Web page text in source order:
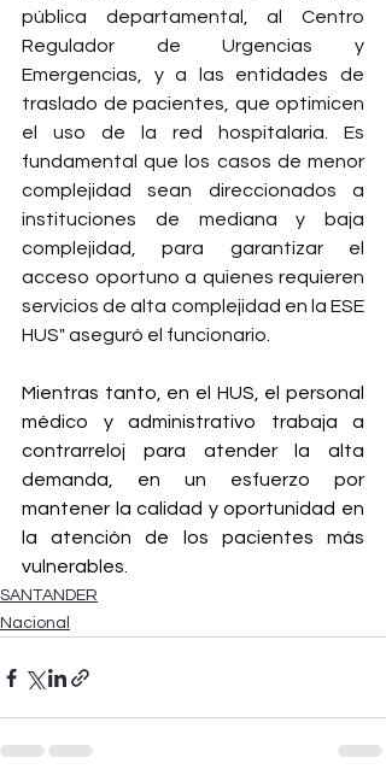
pública departamental, al Centro
Regulador de Urgencias y
Emergencias, y a las entidades de
traslado de pacientes, que optimicen
el uso de la red hospitalaria. Es
fundamental que los casos de menor
complejidad sean direccionados a
instituciones de mediana y baja
complejidad, para garantizar el
acceso oportuno a quienes requieren
servicios de alta complejidad en la ESE
HUS" aseguró el funcionario.
Mientras tanto, en el HUS, el personal
médico y administrativo trabaja a
contrarreloj para atender la alta
demanda, en un esfuerzo por
mantener la calidad y oportunidad en
la atención de los pacientes más
vulnerables.
SANTANDER
Nacional